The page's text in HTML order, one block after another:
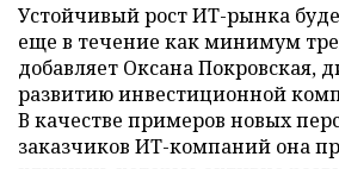
Устойчивый рост ИТ-рынка
еще в течение как минимум
добавляет Оксана Покровская,
развитию инвестиционной
В качестве примеров новых
заказчиков ИТ-компаний она